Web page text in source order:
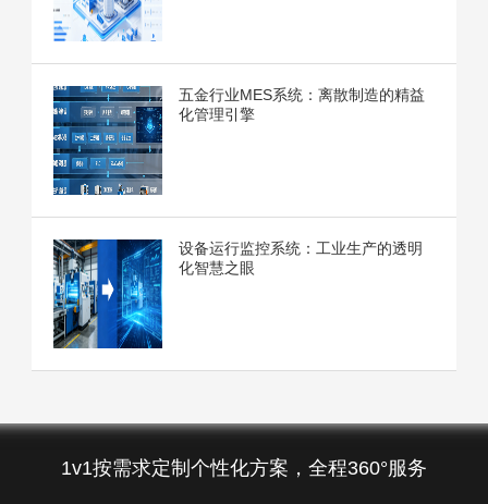
五金行业MES系统：离散制造的精益
化管理引擎
设备运行监控系统：工业生产的透明
化智慧之眼
1v1按需求定制个性化方案，全程360°服务